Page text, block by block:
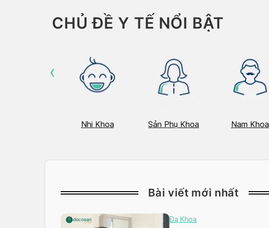
CHỦ ĐỀ Y TẾ NỔI BẬT
Nhi Khoa Sản Phụ Khoa Nam Khoa
‹
Bài viết mới nhất
Đa Khoa